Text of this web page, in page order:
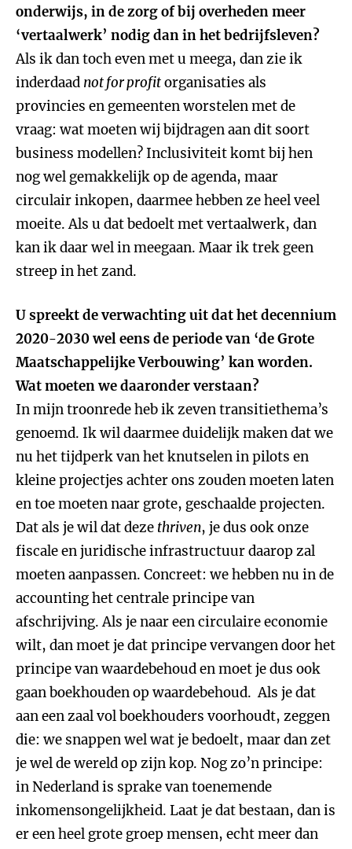
onderwijs, in de zorg of bij overheden meer
‘vertaalwerk’ nodig dan in het bedrijfsleven?
Als ik dan toch even met u meega, dan zie ik
inderdaad not for profitorganisaties als
provincies en gemeenten worstelen met de
vraag: wat moeten wij bijdragen aan dit soort
business modellen? Inclusiviteit komt bij hen
nog wel gemakkelijk op de agenda, maar
circulair inkopen, daarmee hebben ze heel veel
moeite. Als u dat bedoelt met vertaalwerk, dan
kan ik daar wel in meegaan. Maar ik trek geen
streep in het zand.
U spreekt de verwachting uit dat het decennium
2020-2030 wel eens de periode van ‘de Grote
Maatschappelijke Verbouwing’ kan worden.
Wat moeten we daaronder verstaan?
In mijn troonrede heb ik zeven transitiethema’s
genoemd. Ik wil daarmee duidelijk maken dat we
nu het tijdperk van het knutselen in pilots en
kleine projectjes achter ons zouden moeten laten
en toe moeten naar grote, geschaalde projecten.
Dat als je wil dat deze thriven, je dus ook onze
fiscale en juridische infrastructuur daarop zal
moeten aanpassen. Concreet: we hebben nu in de
accounting het centrale principe van
afschrijving. Als je naar een circulaire economie
wilt, dan moet je dat principe vervangen door het
principe van waardebehoud en moet je dus ook
gaan boekhouden op waardebehoud. Als je dat
aan een zaal vol boekhouders voorhoudt, zeggen
die: we snappen wel wat je bedoelt, maar dan zet
je wel de wereld op zijn kop. Nog zo’n principe:
in Nederland is sprake van toenemende
inkomensongelijkheid. Laat je dat bestaan, dan is
er een heel grote groep mensen, echt meer dan